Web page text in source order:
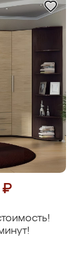
₽